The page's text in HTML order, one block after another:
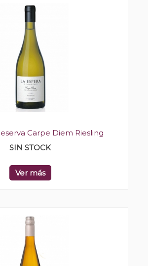
Carpe Diem Riesling
SIN STOCK
Ver más